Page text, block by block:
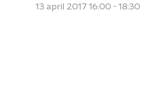
13 april 2017 16:00 - 18:30